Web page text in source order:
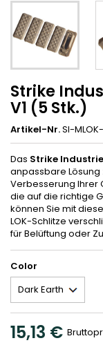
Strike
V1 (5 Stk.)
Artikel-Nr.SI-
Das Strike
anpassbare Lösung
Verbesserung Ihrer
die auf die richtige
können Sie mit
LOK-Schlitze
für Belüftung oder
Color
15,13 €